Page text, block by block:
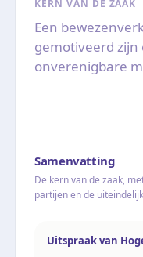
KERN VAN DE ZAAK
Een
gemotiveerd zijn
onverenigbare
Samenvatting
De kern van de zaak,
partijen en de
Uitspraak van